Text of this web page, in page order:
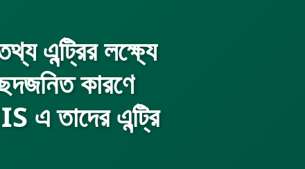
এন্ট্রির লক্ষ্যে
কারণে
এ তাদের এন্ট্রি